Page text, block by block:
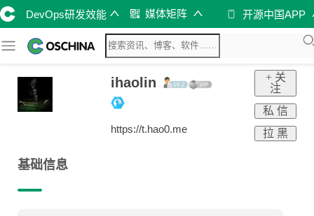
DevOps研发效能 媒体矩阵 开源中国APP
ihaolin
https://t.hao0.me
+ 关
注
私 信
拉 黑
基础信息